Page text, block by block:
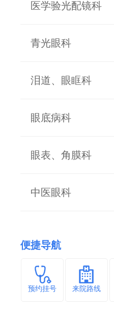
医学验光配镜科
青光眼科
泪道、眼眶科
眼底病科
眼表、角膜科
中医眼科
便捷导航
预约挂号 来院路线